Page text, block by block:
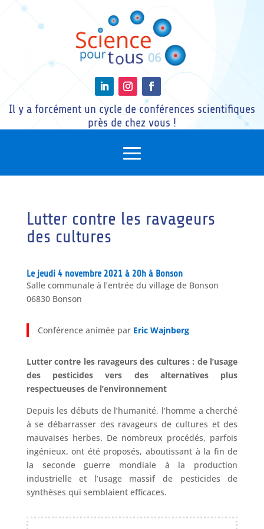
Il y a forcément un cycle de conférences scientifiques
près de chez vous !
Lutter contre les ravageurs
des cultures
Le jeudi 4 novembre 2021 à 20h à Bonson
Salle communale à l’entrée du village de Bonson
06830 Bonson
Conférence animée par Eric Wajnberg
Lutter contre les ravageurs des cultures : de l’usage
des pesticides vers des alternatives plus
respectueuses de l’environnement
Depuis les débuts de l’humanité, l’homme a cherché
à se débarrasser des ravageurs de cultures et des
mauvaises herbes. De nombreux procédés, parfois
ingénieux, ont été proposés, aboutissant à la fin de
la seconde guerre mondiale à la production
industrielle et l’usage massif de pesticides de
synthèses qui semblaient efficaces.